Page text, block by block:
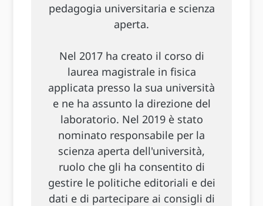
pedagogia universitaria e scienza
aperta.
Nel 2017 ha creato il corso di
laurea magistrale in fisica
applicata presso la sua università
e ne ha assunto la direzione del
laboratorio. Nel 2019 è stato
nominato responsabile per la
scienza aperta dell'università,
ruolo che gli ha consentito di
gestire le politiche editoriali e dei
dati e di partecipare ai consigli di